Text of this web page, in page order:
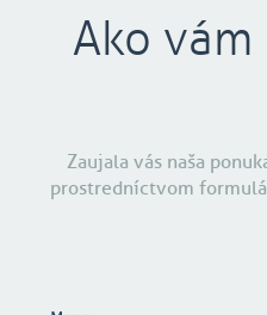
Ako
Zaujala vás naša
prostredníctvom